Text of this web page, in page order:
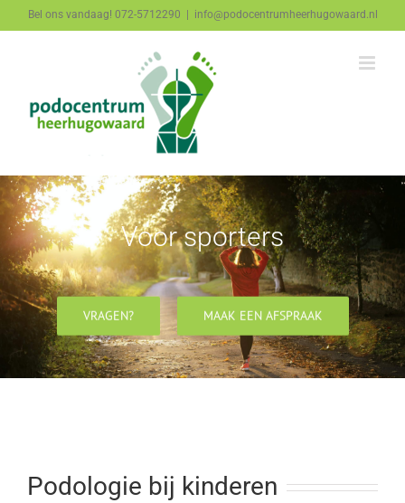
naar
Bel ons vandaag! 072-5712290 info@podocentrumheerhugowaard.nl
Voor sporters
VRAGEN? MAAK EEN AFSPRAAK
Podologie bij kinderen